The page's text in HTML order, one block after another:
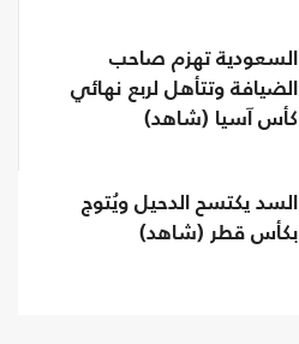
السعودية تهزم صاحب
الضيافة وتتأهل لربع نهائي
كأس آسيا (شاهد)
السد يكتسح الدحيل ويُتوج
بكأس قطر (شاهد)